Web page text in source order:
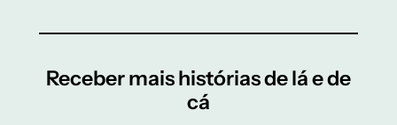
Receber mais histórias de lá e de
cá